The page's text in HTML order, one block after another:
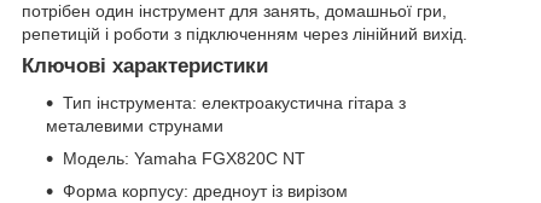
потрібен один інструмент для занять, домашньої гри,
репетицій і роботи з підключенням через лінійний вихід.
Ключові характеристики
Тип інструмента: електроакустична гітара з
металевими струнами
Модель: Yamaha FGX820C NT
Форма корпусу: дредноут із вирізом